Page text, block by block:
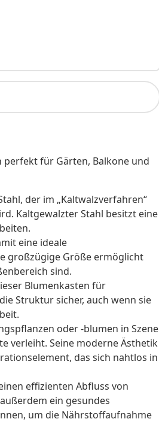
perfekt für Gärten, Balkone und
der im „Kaltwalzverfahren“
Kaltgewalzter Stahl besitzt eine
eine ideale
großzügige Größe ermöglicht
sind.
Blumenkasten für
Struktur sicher, auch wenn sie
oder -blumen in Szene
verleiht. Seine moderne Ästhetik
das sich nahtlos in
effizienten Abfluss von
ein gesundes
um die Nährstoffaufnahme